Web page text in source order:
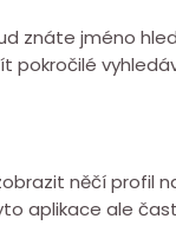
znáte jméno
něčí profil
aplikace ale